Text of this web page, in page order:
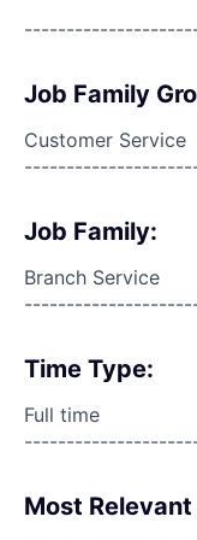
Job Family
Customer Service
Job Family:
Branch Service
Time Type:
Full time
Most